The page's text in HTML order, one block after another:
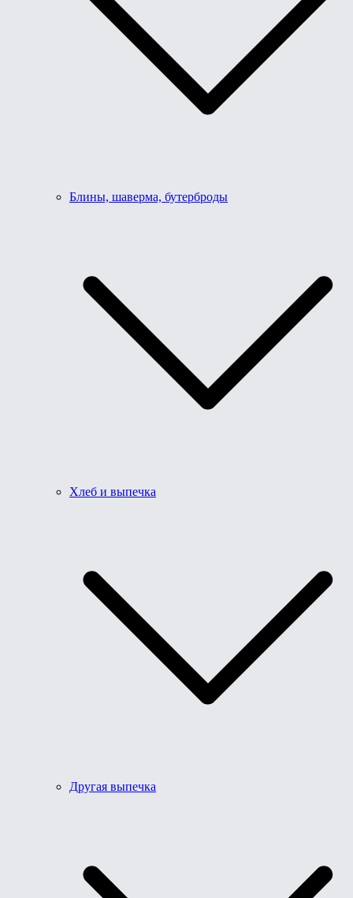
Блины, шаверма, бутерброды
Хлеб и выпечка
Другая выпечка